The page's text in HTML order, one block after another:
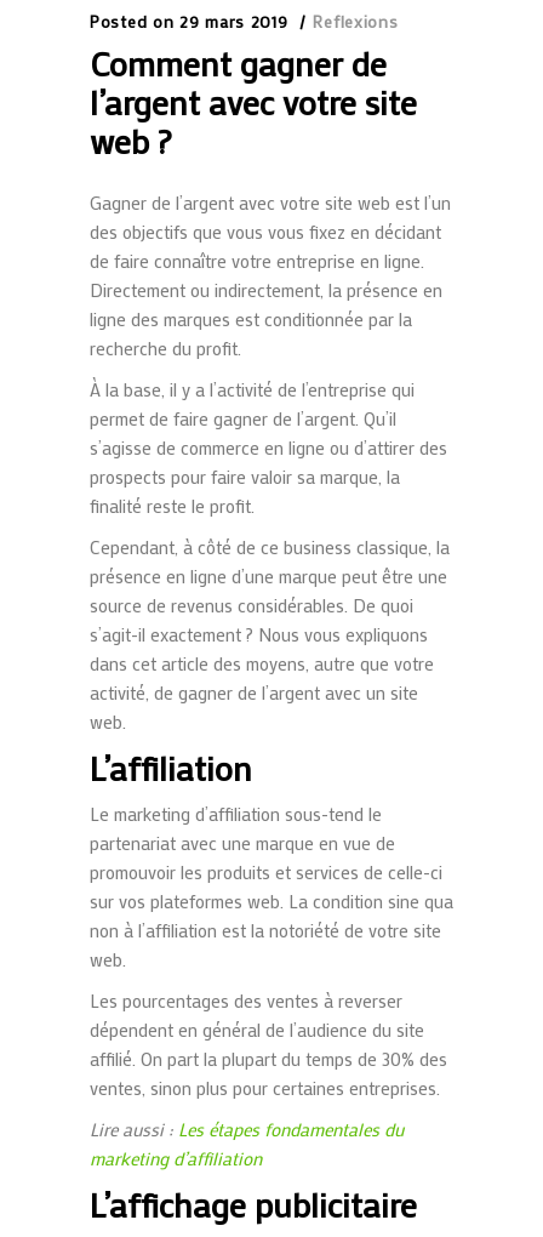
Posted on 29 mars 2019 Reflexions
Comment gagner de
l’argent avec votre site
web ?
Gagner de l’argent avec votre site web est l’un
des objectifs que vous vous fixez en décidant
de faire connaître votre entreprise en ligne.
Directement ou indirectement, la présence en
ligne des marques est conditionnée par la
recherche du profit.
À la base, il y a l’activité de l’entreprise qui
permet de faire gagner de l’argent. Qu’il
s’agisse de commerce en ligne ou d’attirer des
prospects pour faire valoir sa marque, la
finalité reste le profit.
Cependant, à côté de ce business classique, la
présence en ligne d’une marque peut être une
source de revenus considérables. De quoi
s’agit-il exactement ? Nous vous expliquons
dans cet article des moyens, autre que votre
activité, de gagner de l’argent avec un site
web.
L’affiliation
Le marketing d’affiliation sous-tend le
partenariat avec une marque en vue de
promouvoir les produits et services de celle-ci
sur vos plateformes web. La condition sine qua
non à l’affiliation est la notoriété de votre site
web.
Les pourcentages des ventes à reverser
dépendent en général de l’audience du site
affilié. On part la plupart du temps de 30% des
ventes, sinon plus pour certaines entreprises.
Lire aussi : Les étapes fondamentales du
marketing d’affiliation
L’affichage publicitaire